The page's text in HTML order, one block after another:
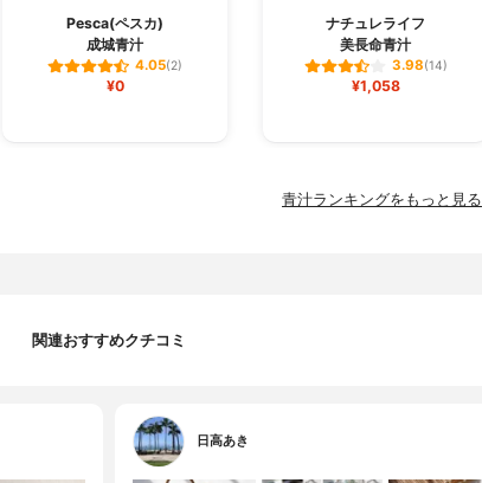
Pesca(ペスカ)
成城青汁
4.05(2)
¥0
ナチュレライフ
美長命青汁
3.98(14)
¥1,058
青汁ランキングをもっと見る
関連おすすめクチコミ
日高あき